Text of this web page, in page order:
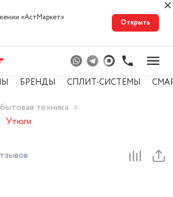
«АстМарке‪т‬»
Открыть
БРЕНДЫ СПЛИТ-СИСТЕМЫ
техника
Утюги